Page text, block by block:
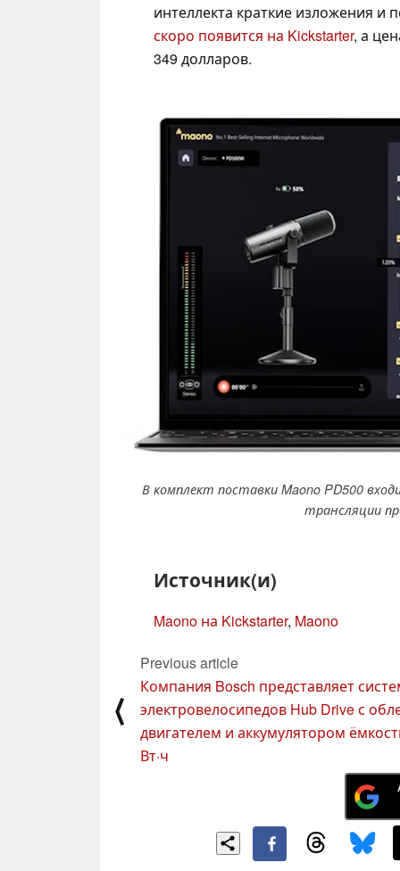
интеллекта краткие изложения
скоро появится на Kickstarter, а
349 долларов.
В комплект поставки Maono PD500
трансляции
Источник(и)
Maono на Kickstarter, Maono
⟨
Previous article
Компания Bosch представляет
электровелосипедов Hub Drive с
двигателем и аккумулятором
Вт·ч